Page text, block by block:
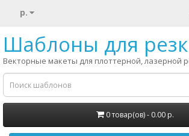
р.
Шаблоны для
Векторные макеты для плоттерной, лазерной
0 товар(ов) - 0.00 р.